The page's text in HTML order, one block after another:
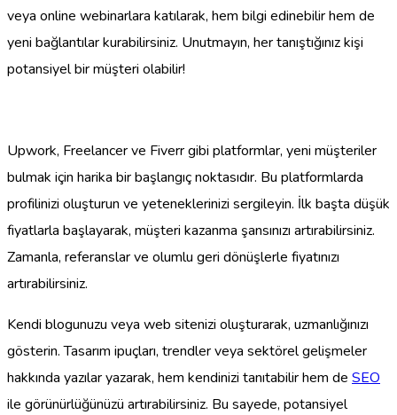
veya online webinarlara katılarak, hem bilgi edinebilir hem de
yeni bağlantılar kurabilirsiniz. Unutmayın, her tanıştığınız kişi
potansiyel bir müşteri olabilir!
Upwork, Freelancer ve Fiverr gibi platformlar, yeni müşteriler
bulmak için harika bir başlangıç noktasıdır. Bu platformlarda
profilinizi oluşturun ve yeteneklerinizi sergileyin. İlk başta düşük
fiyatlarla başlayarak, müşteri kazanma şansınızı artırabilirsiniz.
Zamanla, referanslar ve olumlu geri dönüşlerle fiyatınızı
artırabilirsiniz.
Kendi blogunuzu veya web sitenizi oluşturarak, uzmanlığınızı
gösterin. Tasarım ipuçları, trendler veya sektörel gelişmeler
hakkında yazılar yazarak, hem kendinizi tanıtabilir hem de SEO
ile görünürlüğünüzü artırabilirsiniz. Bu sayede, potansiyel